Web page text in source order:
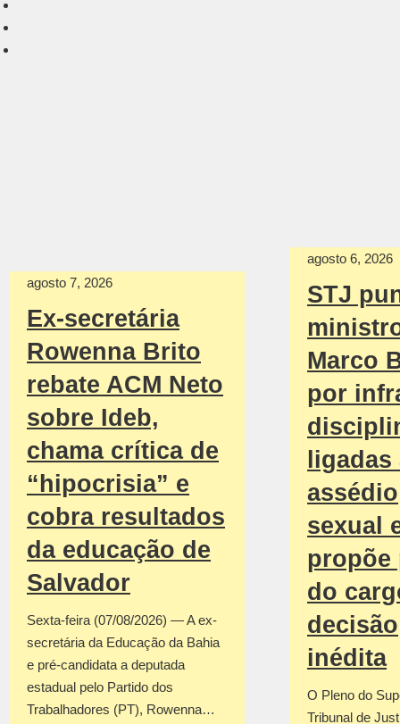
agosto 7, 2026
Ex-secretária
Rowenna Brito
rebate ACM Neto
sobre Ideb,
chama crítica de
“hipocrisia” e
cobra resultados
da educação de
Salvador
Sexta-feira (07/08/2026) — A ex-
secretária da Educação da Bahia
e pré-candidata a deputada
estadual pelo Partido dos
Trabalhadores (PT), Rowenna…
agosto 6, 2026
STJ
Marco
por
ligadas
assédio
sexual
propõe
do
decisão
inédita
O Pleno do
Tribunal de